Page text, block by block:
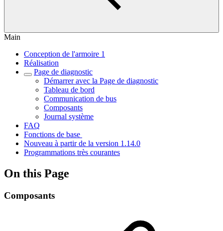
Main
Conception de l'armoire 1
Réalisation
Page de diagnostic
Démarrer avec la Page de diagnostic
Tableau de bord
Communication de bus
Composants
Journal système
FAQ
Fonctions de base
Nouveau à partir de la version 1.14.0
Programmations très courantes
On this Page
Composants